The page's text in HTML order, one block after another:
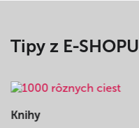
Tipy z E-SHOPU
Knihy